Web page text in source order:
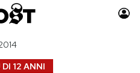
Auto
DI 12 ANNI